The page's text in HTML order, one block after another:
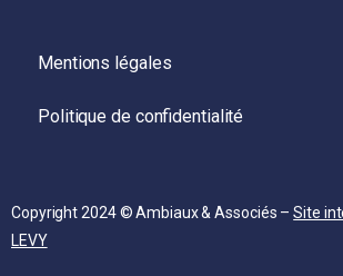
Copyright 2024 © Ambiaux & Associés –Site
LEVY
Mentions légales
Politique de confidentialité